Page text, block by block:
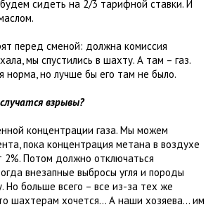
сидеть на 2/3 тарифной ставки. И
перед сменой: должна комиссия
мы спустились в шахту. А там – газ.
норма, но лучше бы его там не было.
взрывы?
концентрации газа. Мы можем
пока концентрация метана в воздухе
2%. Потом должно отключаться
внезапные выбросы угля и породы
Но больше всего – все из-за тех же
шахтерам хочется... А наши хозяева... им